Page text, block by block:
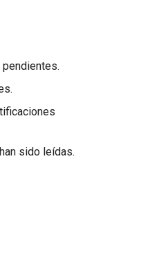
sido leídas.